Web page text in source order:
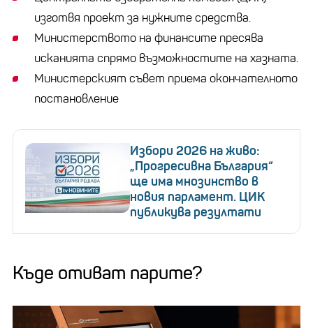
изготвя проект за нужните средства.
Министерството на финансите пресява
исканията спрямо възможностите на хазната.
Министерският съвет приема окончателното
постановление
Избори 2026 на живо:
„Прогресивна България“
ще има мнозинство в
новия парламент. ЦИК
публикува резултати
Къде отиват парите?